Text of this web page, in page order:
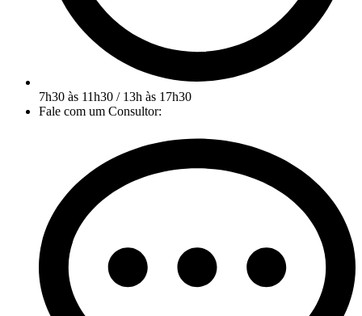
7h30 às 11h30 / 13h às 17h30
Fale com um Consultor: